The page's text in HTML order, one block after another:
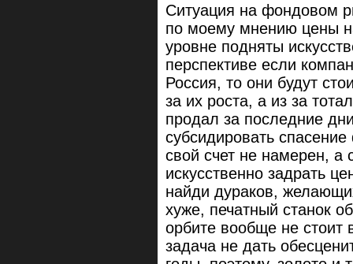
Ситуация на фондовом
по моему мнению цены
уровне подняты
перспективе если
Россия, то они будут
за их роста, а из за
продал за последние
субсидировать
свой счет не намерен, а
искусственно задрать
найди дураков,
хуже, печатный станок
орбите вообще не стоит
задача не дать